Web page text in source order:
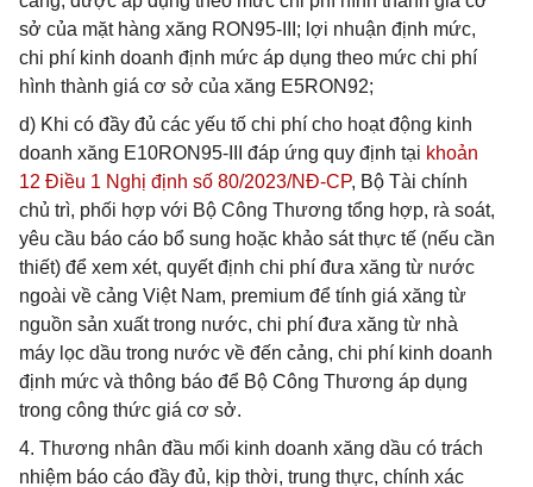
sở của mặt hàng xăng RON95-III; lợi nhuận định mức,
chi phí kinh doanh định mức áp dụng theo mức chi phí
hình thành giá cơ sở của xăng E5RON92;
d) Khi có đầy đủ các yếu tố chi phí cho hoạt động kinh
doanh xăng E10RON95-III đáp ứng quy định tại khoản
12 Điều 1 Nghị định số 80/2023/NĐ-CP, Bộ Tài chính
chủ trì, phối hợp với Bộ Công Thương tổng hợp, rà soát,
yêu cầu báo cáo bổ sung hoặc khảo sát thực tế (nếu cần
thiết) để xem xét, quyết định chi phí đưa xăng từ nước
ngoài về cảng Việt Nam, premium để tính giá xăng từ
nguồn sản xuất trong nước, chi phí đưa xăng từ nhà
máy lọc dầu trong nước về đến cảng, chi phí kinh doanh
định mức và thông báo để Bộ Công Thương áp dụng
trong công thức giá cơ sở.
4. Thương nhân đầu mối kinh doanh xăng dầu có trách
nhiệm báo cáo đầy đủ, kịp thời, trung thực, chính xác